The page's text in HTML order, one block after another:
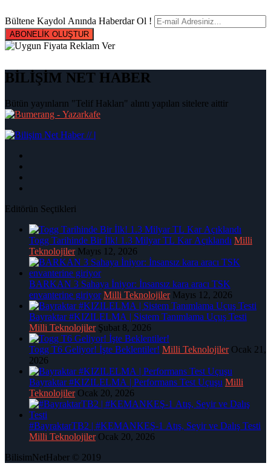
Bültene Kaydol Anında Haberdar Ol !
ABONELİK OLUŞTUR
BİLİŞİM NET HABER
Bütün yayınların "Telif Hakları" alıntı yapılan sitelere aittir
|
Editörün Seçtikleri
Togg Tarihinde Bir İlk! 1.3 Milyar TL Kar Açıklandı Milli
Teknolojiler Mayıs 12, 2026
BARKAN 3 Sahaya İniyor: İnsansız kara aracı TSK
envanterine giriyor Milli Teknolojiler Mayıs 12, 2026
Bayraktar #KIZILELMA | Sistem Tanımlama Uçuş Testi
Milli Teknolojiler Şubat 8, 2026
Togg T6 Geliyor! İşte Beklentiler! Milli Teknolojiler Ocak 21,
2026
Bayraktar #KIZILELMA | Performans Test Uçuşu Milli
Teknolojiler Ocak 20, 2026
#BayraktarTB2 | #KEMANKEŞ-1 Atış, Seyir ve Dalış Testi
Milli Teknolojiler Ocak 20, 2026
BilisimNetHaber © 2019